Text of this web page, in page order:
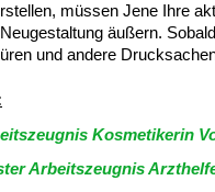
müssen Jene Ihre
äußern.
und andere
Kosmetikerin
Arbeitszeugnis